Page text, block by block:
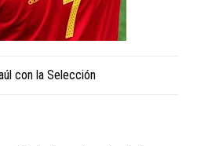
con la Selección